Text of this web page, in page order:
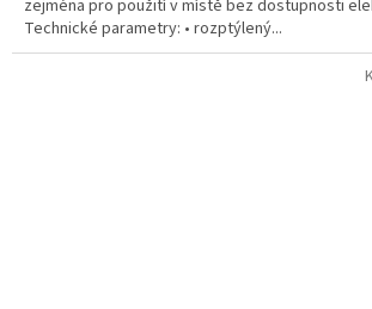
zejména pro použití v místě bez dostupnosti
Technické parametry: • rozptýlený...